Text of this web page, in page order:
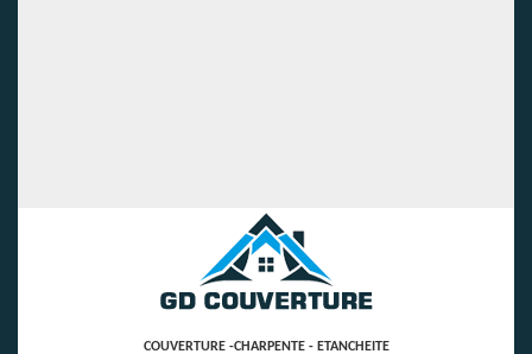
COUVERTURE -CHARPENTE - ETANCHEITE